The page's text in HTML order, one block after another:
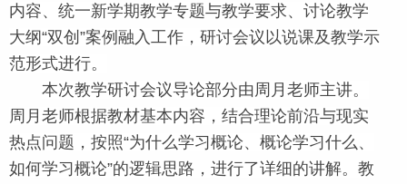
内容、统一新学期教学专题与教学要求、讨论教学
大纲“双创”案例融入工作，研讨会议以说课及教学示
范形式进行。
本次教学研讨会议导论部分由周月老师主讲。
周月老师根据教材基本内容，结合理论前沿与现实
热点问题，按照“为什么学习概论、概论学习什么、
如何学习概论”的逻辑思路，进行了详细的讲解。教